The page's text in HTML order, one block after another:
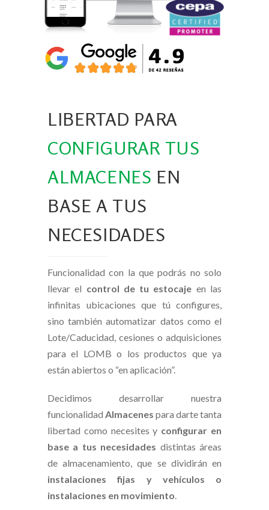
LIBERTAD PARA
CONFIGURAR TUS
ALMACENES EN
BASE A TUS
NECESIDADES
Funcionalidad con la que podrás no solo
llevar el control de tu estocaje en las
infinitas ubicaciones que tú configures,
sino también automatizar datos como el
Lote/Caducidad, cesiones o adquisiciones
para el LOMB o los productos que ya
están abiertos o “en aplicación”.
Decidimos desarrollar nuestra
funcionalidad Almacenes para darte tanta
libertad como necesites y configurar en
base a tus necesidades distintas áreas
de almacenamiento, que se dividirán en
instalaciones fijas y vehículos o
instalaciones en movimiento.